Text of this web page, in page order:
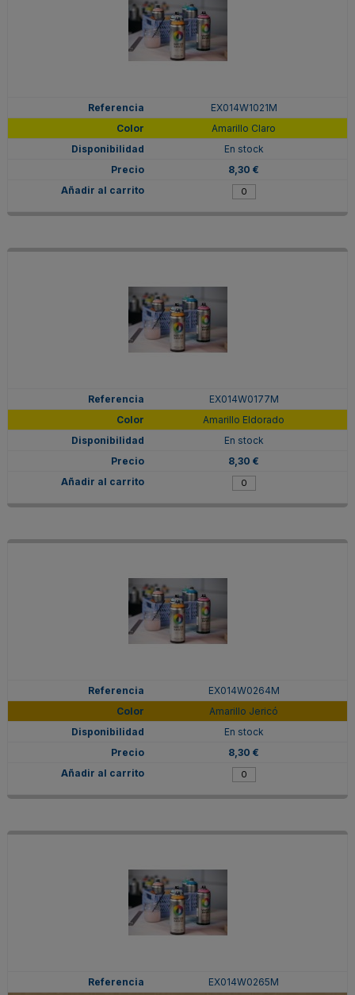
EX014W1021M
Amarillo Claro
En stock
8,30 €
EX014W0177M
Amarillo Eldorado
En stock
8,30 €
EX014W0264M
Amarillo Jericó
En stock
8,30 €
EX014W0265M